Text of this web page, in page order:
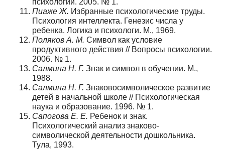
Пиаже Ж. Избранные психологические труды.
Психология интеллекта. Генезис числа у
ребенка. Логика и психологи. М., 1969.
Поляков А. М. Символ как условие
продуктивного действия // Вопросы психологии.
2006. № 1.
Салмина Н. Г. Знак и символ в обучении. М.,
1988.
Салмина Н. Г. Знаковосимволическое развитие
детей в начальной школе // Психологическая
наука и образование. 1996. № 1.
Сапогова Е. Е. Ребенок и знак.
Психологический анализ знаково-
символической деятельности дошкольника.
Тула, 1993.